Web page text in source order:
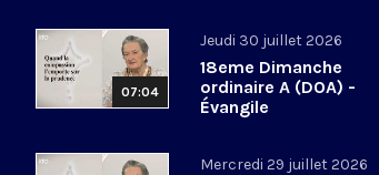
07:04
Jeudi 30 juillet 2026
18eme Dimanche
ordinaire A (DOA) -
Évangile
Mercredi 29 juillet 2026